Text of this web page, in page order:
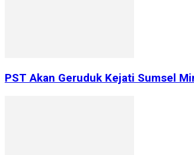
PST Akan Geruduk Kejati Sumsel